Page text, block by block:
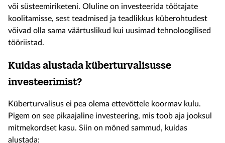
või süsteemiriketeni. O luline on investeerida töötajate
koolitamisse, sest teadmised ja teadlikkus küberohtudest
võivad olla sama väärtuslikud kui uusimad tehnoloogilised
tööriistad.
Kuidas alustadaküberturvalisusse
investeerimist?
Küberturvalisus ei pea olema ettevõttele koormav kulu.
Pigem on see pikaajaline investeering, mis toob aja jooksul
mitmekordset kasu. Siin on mõned sammud, kuidas
alustada: